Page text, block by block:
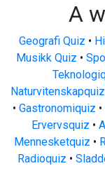
A
Geografi Quiz •
Musikk Quiz •
Naturvitenskapquiz
• Gastronomiquiz •
Ervervsquiz •
Mennesketquiz •
Radioquiz •